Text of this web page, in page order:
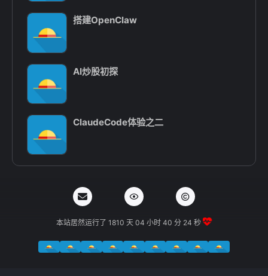
搭建OpenClaw
AI炒股初探
ClaudeCode体验之二
本站居然运行了 1810 天 04 小时 40 分 25 秒